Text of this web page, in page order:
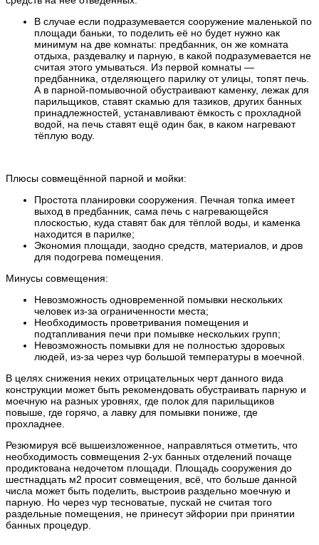
В случае если подразумевается сооружение маленькой по
площади баньки, то поделить её но будет нужно как
минимум на две комнаты: предбанник, он же комната
отдыха, раздевалку и парную, в какой подразумевается не
считая этого умываться. Из первой комнаты —
предбанника, отделяющего парилку от улицы, топят печь.
А в парной-помывочной обустраивают каменку, лежак для
парильщиков, ставят скамью для тазиков, других банных
принадлежностей, устанавливают ёмкость с прохладной
водой, на печь ставят ещё один бак, в каком нагревают
тёплую воду.
Плюсы совмещённой парной и мойки:
Простота планировки сооружения. Печная топка имеет
выход в предбанник, сама печь с нагревающейся
плоскостью, куда ставят бак для тёплой воды, и каменка
находится в парилке;
Экономия площади, заодно средств, материалов, и дров
для подогрева помещения.
Минусы совмещения:
Невозможность одновременной помывки нескольких
человек из-за ограниченности места;
Необходимость проветривания помещения и
подтапливания печи при помывке нескольких групп;
Невозможность помывки для не полностью здоровых
людей, из-за через чур большой температуры в моечной.
В целях снижения неких отрицательных черт данного вида
конструкции может быть рекомендовать обустраивать парную и
моечную на разных уровнях, где полок для парильщиков
повыше, где горячо, а лавку для помывки пониже, где
прохладнее.
Резюмируя всё вышеизложенное, направляться отметить, что
необходимость совмещения 2-ух банных отделений почаще
продиктована недочетом площади. Площадь сооружения до
шестнадцать м2 просит совмещения, всё, что больше данной
числа может быть поделить, выстроив раздельно моечную и
парную. Но через чур тесноватые, пускай не считая того
раздельные помещения, не принесут эйфории при принятии
банных процедур.